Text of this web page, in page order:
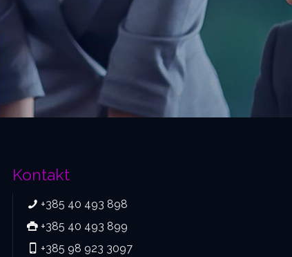
Kontakt
+385 40 493 898
+385 40 493 899
+385 98 923 3097